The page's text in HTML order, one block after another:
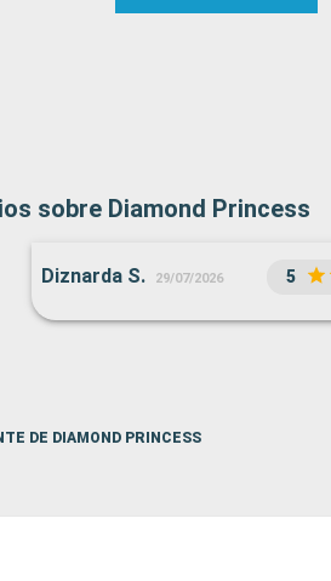
sobre Diamond Princess
Diznarda S. 29/07/2026 5
DE DIAMOND PRINCESS